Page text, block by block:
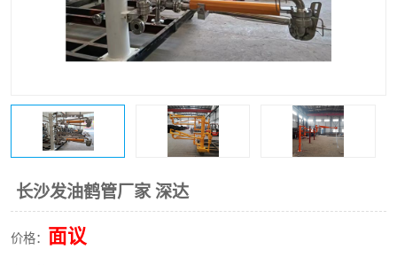
长沙发油鹤管厂家 深达
价格： 面议
火车鹤管